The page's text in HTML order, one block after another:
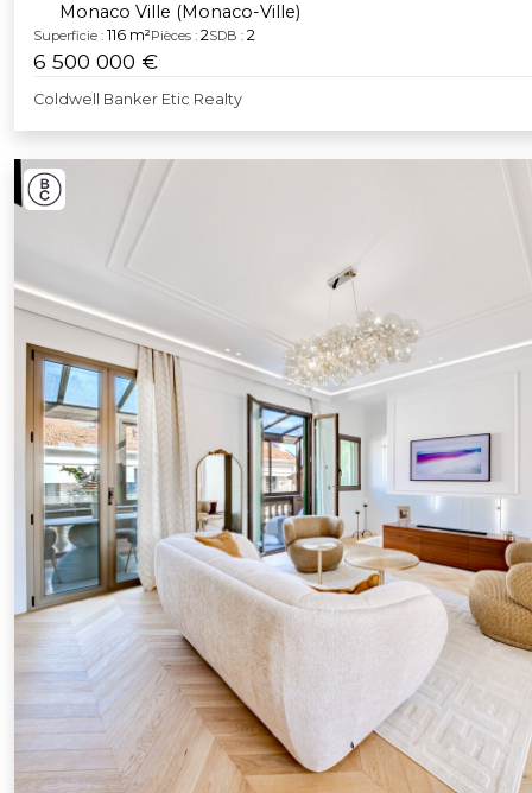
Monaco Ville (Monaco-Ville)
Superficie : 116 m²Pièces : 2SDB : 2
6 500 000 €
Coldwell Banker Etic Realty